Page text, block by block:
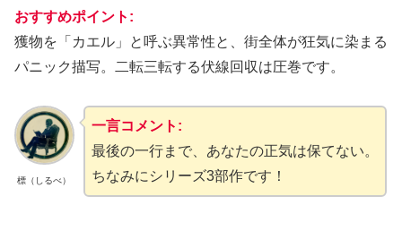
おすすめポイント:
獲物を「カエル」と呼ぶ異常性と、街全体が狂気に染まる
パニック描写。二転三転する伏線回収は圧巻です。
標（しるべ）
一言コメント:
最後の一行まで、あなたの正気は保てない。
ちなみにシリーズ3部作です！